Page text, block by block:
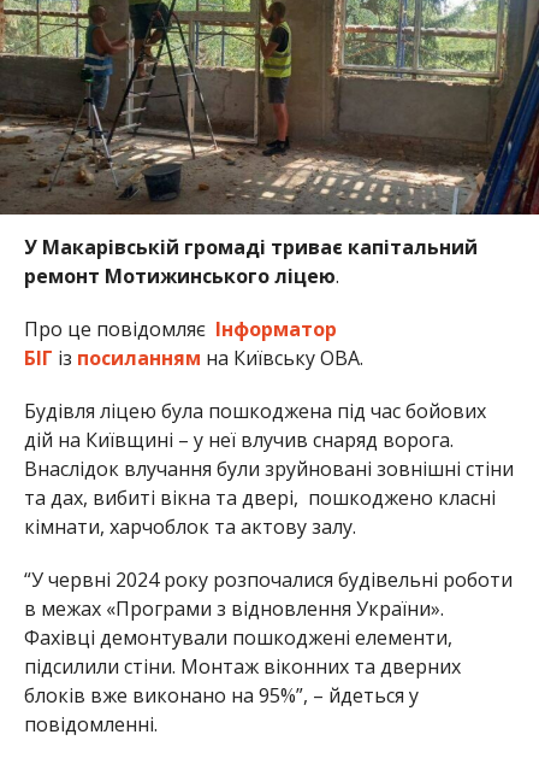
У Макарівській громаді триває капітальний
ремонт Мотижинського ліцею.
Про це повідомляє Інформатор
БІГ із посиланням на Київську ОВА.
Будівля ліцею була пошкоджена під час бойових
дій на Київщині – у неї влучив снаряд ворога.
Внаслідок влучання були зруйновані зовнішні стіни
та дах, вибиті вікна та двері, пошкоджено класні
кімнати, харчоблок та актову залу.
“У червні 2024 року розпочалися будівельні роботи
в межах «Програми з відновлення України».
Фахівці демонтували пошкоджені елементи,
підсилили стіни. Монтаж віконних та дверних
блоків вже виконано на 95%”, – йдеться у
повідомленні.